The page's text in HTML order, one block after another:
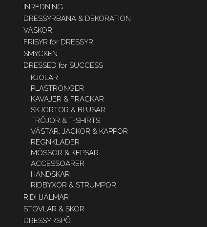
INREDNING
DRESSYRBANA & DEKORATION
VÄSKOR
FRISYR för DRESSYR
SMYCKEN
DRESSED for SUCCESS
KJOLAR
PLASTRONGER
KAVAJER & FRACKAR
SKJORTOR & BLUSAR
TRÖJOR & T-SHIRTS
VÄSTAR, JACKOR & KAPPOR
REGNKLÄDER
MÖSSOR & KEPSAR
ACCESSOARER
HANDSKAR
RIDBYXOR & STRUMPOR
RIDHJÄLMAR
STÖVLAR & SKOR
DRESSYRSPÖ